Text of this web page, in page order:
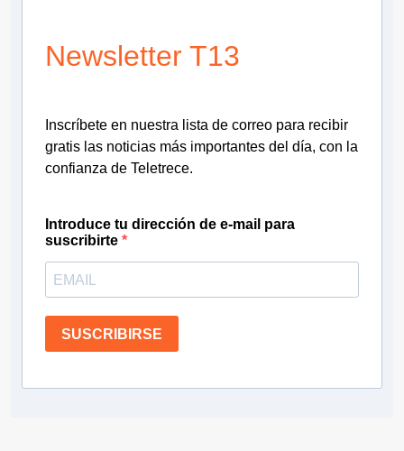
Newsletter T13
Inscríbete en nuestra lista de correo para recibir
gratis las noticias más importantes del día, con la
confianza de Teletrece.
Introduce tu dirección de e-mail para
suscribirte
SUSCRIBIRSE